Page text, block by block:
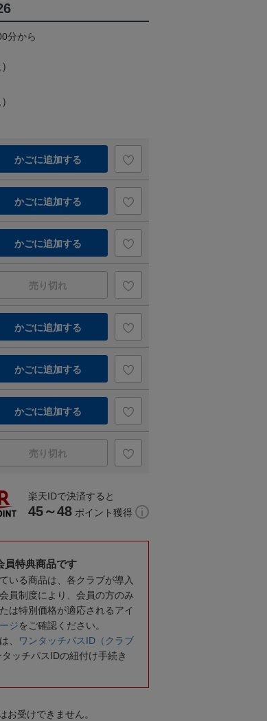
分から
かごに追加する
かごに追加する
かごに追加する
売り切れ
かごに追加する
かごに追加する
かごに追加する
売り切れ
楽天IDで決済すると
45～48 ポイント獲得
員特典商品です
いる商品は、各クラブが導入
員制度により、会員の方のみ
は特別価格が適応されるアイ
ジをご確認ください。
、
ワンタッチパスID（クラブ
ッチパスIDの紐付け手続き
受けできません。